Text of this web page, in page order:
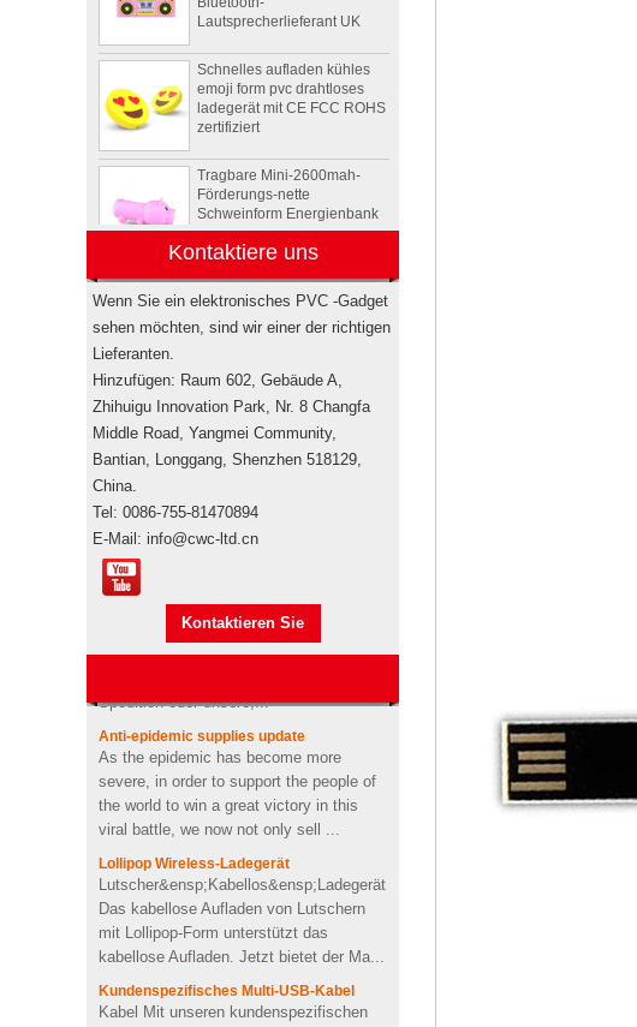
emoji form pvc drahtloses
ladegerät mit CE FCC ROHS
zertifiziert
Förderungs-nette
Schweinform Energienbank
mit Li-Polymer-Batterie
Tier Schildkröte Form OEM
2.0 Flash-Laufwerk Hersteller
Lautsprecher der
kundenspezifischen
Rockstar-
Energiegetränkflasche
Minilautsprecher USA
Werbegeschenkboxen von
Pepsi
stickmaschine der
nähmaschine
benutzerdefinierte design
Logo-Design in
Zahnpastaform
Kundenspezifischer Kaktus
geformt 2200mah weiche
PVC-Energienbank
Personalisiertes kabelloses
Ladegerät für OEM-Soft-
4Ω 2W gut Benutzerdefinierte
Kontaktiere uns
Wenn Sie ein elektronisches PVC -Gadget
sehen möchten, sind wir einer der richtigen
Lieferanten.
Hinzufügen: Raum 602, Gebäude A,
Zhihuigu Innovation Park, Nr. 8 Changfa
Middle Road, Yangmei Community,
Bantian, Longgang, Shenzhen 518129,
China.
Tel: 0086-755-81470894
E-Mail: info@cwc-ltd.cn
Kontaktieren Sie
Markenautorisierung Werbeartikel sind
Markenprodukte, wenn sie den
Seetransport für den Import
übernehmen"s durch Ihre eigene
Anti-epidemic supplies update
severe, in order to support the people of
the world to win a great victory in this
viral battle, we now not only sell ...
Lollipop Wireless-Ladegerät
Das kabellose Aufladen von Lutschern
mit Lollipop-Form unterstützt das
kabellose Aufladen. Jetzt bietet der Ma...
Kundenspezifisches Multi-USB-Kabel
Ladekabeln wird Ihren Geräten die